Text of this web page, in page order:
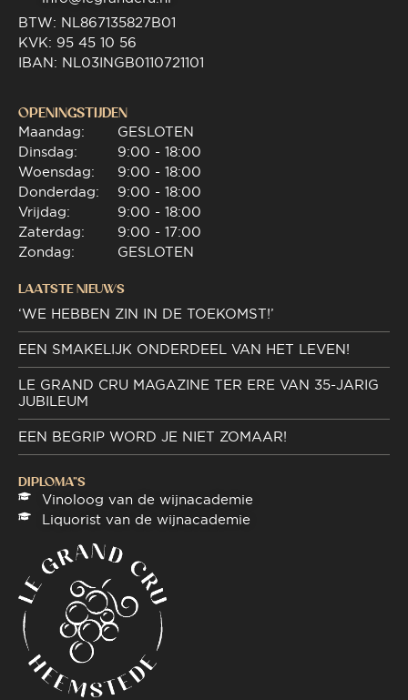
BTW: NL867135827B01
KVK: 95 45 10 56
IBAN: NL03INGB0110721101
OPENINGSTIJDEN
Maandag:
Dinsdag:
Woensdag:
Donderdag:
Vrijdag:
Zaterdag:
Zondag:
GESLOTEN
9:00 - 18:00
9:00 - 18:00
9:00 - 18:00
9:00 - 18:00
9:00 - 17:00
GESLOTEN
LAATSTE NIEUWS
‘WE HEBBEN ZIN IN DE TOEKOMST!’
EEN SMAKELIJK ONDERDEEL VAN HET LEVEN!
LE GRAND CRU MAGAZINE TER ERE VAN 35-JARIG
JUBILEUM
EEN BEGRIP WORD JE NIET ZOMAAR!
DIPLOMA"S
Vinoloog van de wijnacademie
Liquorist van de wijnacademie